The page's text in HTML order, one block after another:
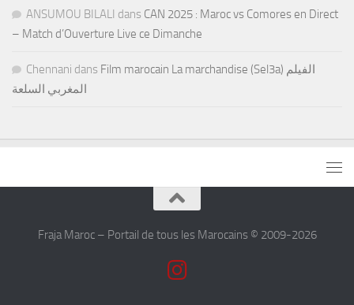
ANSUMOU BILALI dans CAN 2025 : Maroc vs Comores en Direct
– Match d’Ouverture Live ce Dimanche
Chennani dans Film marocain La marchandise (Sel3a) الفيلم
المغربي السلعة
Fraja Maroc – Portail de tous les Marocains © 2009-2026